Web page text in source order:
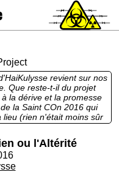
revient sur nos
Que reste-t-il du projet
la dérive et la promesse
la Saint COn 2016 qui
(rien n'était moins sûr
Lourdes Phalanges nous
à extraire des bouts de
bouquins dans cet
avoir du mal à deviner
Et puisqu'il n'y a plus
ou l'Altérité